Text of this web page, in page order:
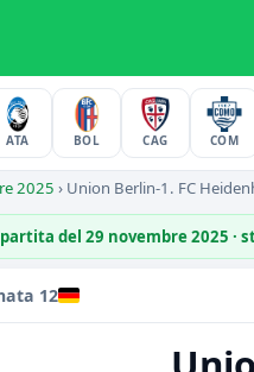
ATA BOL CAG COM
2025 › Union Berlin-1. FC
partita del 29 novembre 2025 ·
12